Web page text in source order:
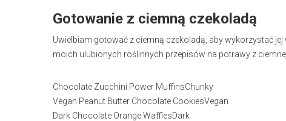
Gotowanie z ciemną czekoladą
Uwielbiam gotować z ciemną czekoladą, aby wykorzystać
moich ulubionych roślinnych przepisów na potrawy z
Chocolate Zucchini Power MuffinsChunky
Vegan Peanut Butter Chocolate CookiesVegan
Dark Chocolate Orange WafflesDark